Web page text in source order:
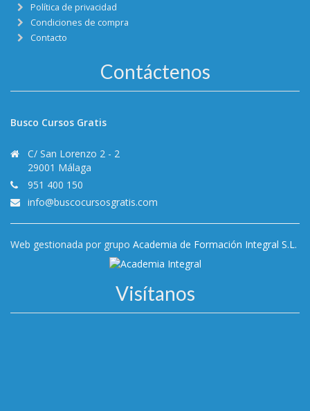
Política de privacidad
Condiciones de compra
Contacto
Contáctenos
Busco Cursos Gratis
C/ San Lorenzo 2 - 2
29001 Málaga
951 400 150
info@buscocursosgratis.com
Web gestionada por grupo Academia de Formación Integral S.L.
Visítanos